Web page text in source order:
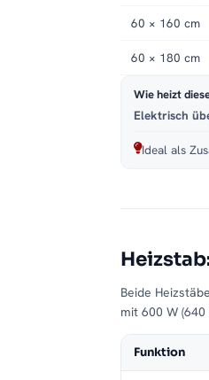
60 × 160 cm
60 × 180 cm
Wie heizt
Elektrisch
Ideal als
Beide
mit 600 W
Funktion